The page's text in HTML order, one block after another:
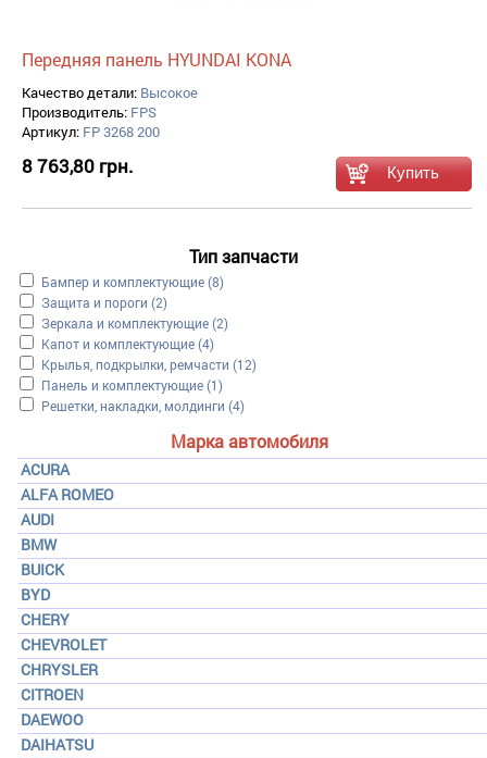
Тип запчасти
Apply Бампер и комплектующие filter
Бампер и комплектующие (8)
Apply Защита и пороги filter
Защита и пороги (2)
Apply Зеркала и комплектующие filter
Зеркала и комплектующие (2)
Apply Капот и комплектующие filter
Капот и комплектующие (4)
Apply Крылья, подкрылки, ремчасти filter
Крылья, подкрылки, ремчасти (12)
Apply Панель и комплектующие filter
Панель и комплектующие (1)
Apply Решетки, накладки, молдинги filter
Решетки, накладки, молдинги (4)
Марка автомобиля
ACURA
ALFA ROMEO
AUDI
BMW
BUICK
BYD
CHERY
CHEVROLET
CHRYSLER
CITROEN
DAEWOO
DAIHATSU
Передняя панель HYUNDAI KONA
Качество детали: Высокое
Производитель: FPS
Артикул: FP 3268 200
8 763,80 грн.